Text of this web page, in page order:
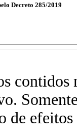
Decreto 285/2019
contidos
de